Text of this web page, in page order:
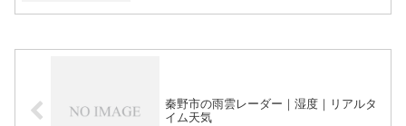
秦野市の雨雲レーダー｜湿度｜リアルタ
イム天気